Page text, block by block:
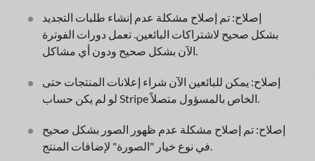
إصلاح: تم إصلاح مشكلة عدم إنشاء طلبات التجديد
بشكل صحيح لاشتراكات البائعين. تعمل دورات الفوترة
إصلاح: يمكن للبائعين الآن شراء إعلانات المنتجات حتى
إصلاح: تم إصلاح مشكلة عدم ظهور الصور بشكل صحيح